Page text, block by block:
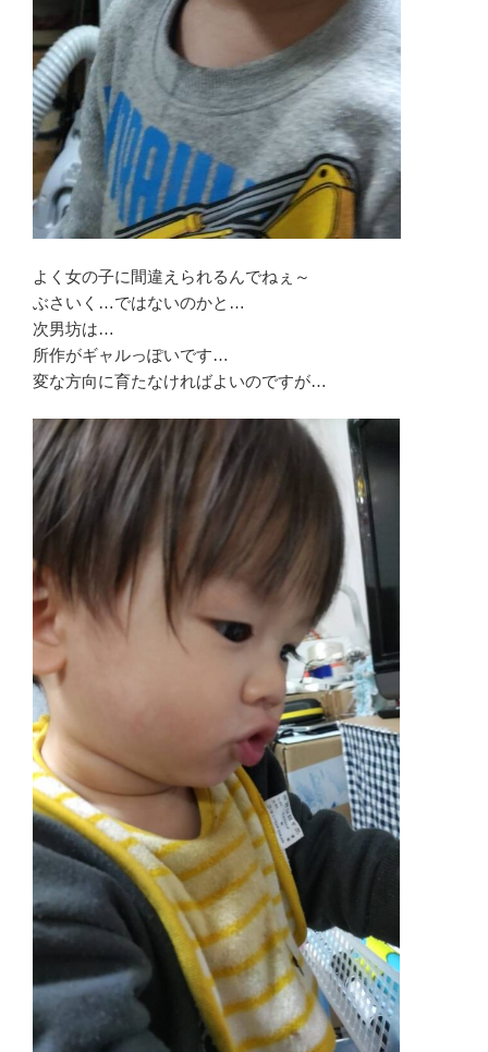
よく女の子に間違えられるんでねぇ～
ぶさいく…ではないのかと…
次男坊は…
所作がギャルっぽいです…
変な方向に育たなければよいのですが…